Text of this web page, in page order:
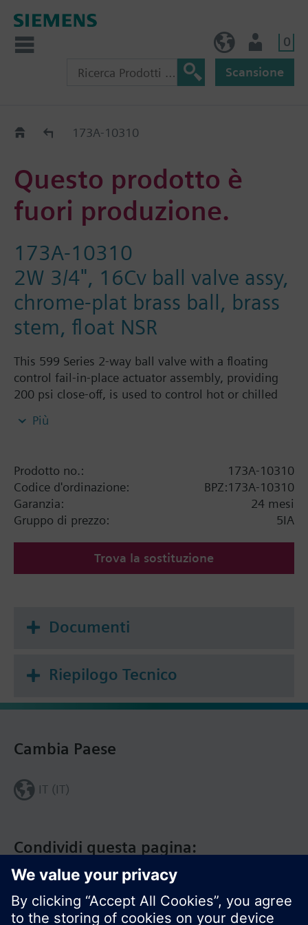
0
Scansione
Old2New173A-10310
Questo prodotto è
fuori produzione.
173A-10310
2W 3/4", 16Cv ball valve assy,
chrome-plat brass ball, brass
stem, float NSR
This 599 Series 2-way ball valve with a floating
control fail-in-place actuator assembly, providing
200 psi close-off, is used to control hot or chilled
fan coil units, unit conditioners, radiation and
brass ball and brass stem, and an operating handle
that can manually operate the valve in the event of
power failure.
Più
Prodotto no.:
173A-10310
Codice d'ordinazione:
BPZ:173A-10310
Garanzia:
24 mesi
Gruppo di prezzo:
5IA
Trova la sostituzione
Documenti
Riepilogo Tecnico
Condividi questa pagina:
Cambia Paese
IT (IT)